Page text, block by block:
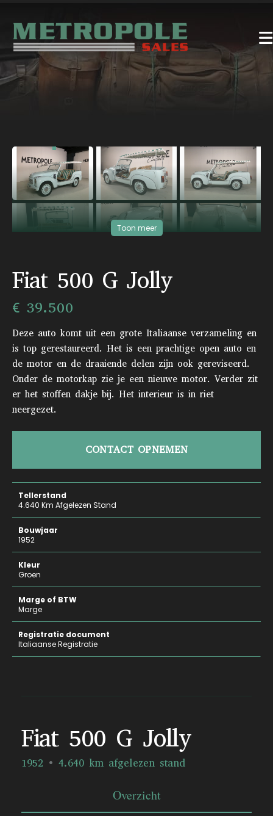
‹ ›
Toon meer
Fiat 500 G Jolly
€ 39.500
Deze auto komt uit een grote Italiaanse verzameling en
is top gerestaureerd. Het is een prachtige open auto en
de motor en de draaiende delen zijn ook gereviseerd.
Onder de motorkap zie je een nieuwe motor. Verder zit
er het stoffen dakje bij. Het interieur is in riet
neergezet.
CONTACT OPNEMEN
Tellerstand
4.640 Km Afgelezen Stand
Bouwjaar
1952
Kleur
Groen
Marge of BTW
Marge
Registratie document
Italiaanse Registratie
Fiat 500 G Jolly
1952 4.640 km afgelezen stand
Overzicht